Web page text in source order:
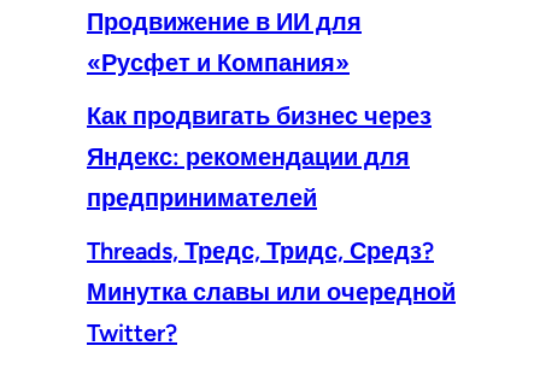
Продвижение в ИИ для
«Русфет и Компания»
Как продвигать бизнес через
Яндекс: рекомендации для
предпринимателей
Threads, Тредс, Тридс, Средз?
Минутка славы или очередной
Twitter?